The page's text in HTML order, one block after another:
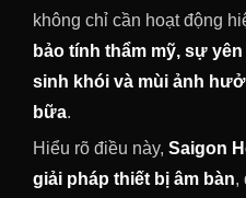
không chỉ cần hoạt động
bảo tính thẩm mỹ, sự
sinh khói và mùi ảnh
bữa.
Hiểu rõ điều này, Saigon
giải pháp thiết bị âm bàn,